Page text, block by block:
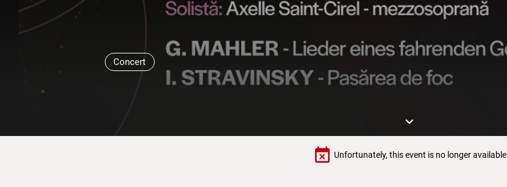
Concert
keyboard_arrow_down
event_busy Unfortunately, this event is no longer available